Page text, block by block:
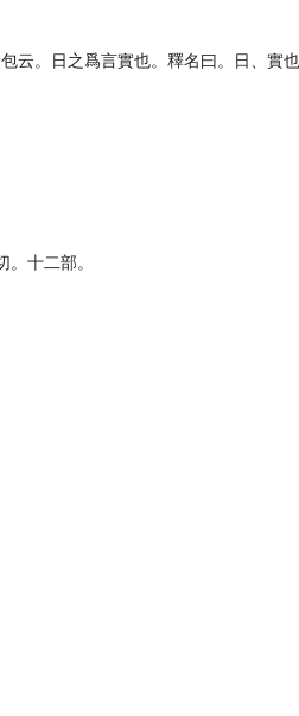
云。日之爲言實也。釋名曰。日、實
十二部。